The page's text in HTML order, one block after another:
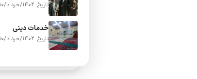
تاریخ: 1402/خرداد/10
خدمات دینی
تاریخ: 1402/خرداد/10